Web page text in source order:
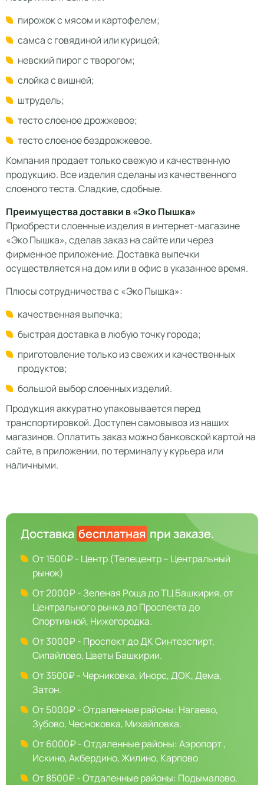
пирожок с мясом и картофелем;
самса с говядиной или курицей;
невский пирог с творогом;
слойка с вишней;
штрудель;
тесто слоеное дрожжевое;
тесто слоеное бездрожжевое.
Компания продает только свежую и качественную
продукцию. Все изделия сделаны из качественного
слоеного теста. Сладкие, сдобные.
Преимущества доставки в «Эко Пышка»
Приобрести слоенные изделия в интернет-магазине
«Эко Пышка», сделав заказ на сайте или через
фирменное приложение. Доставка выпечки
осуществляется на дом или в офис в указанное время.
Плюсы сотрудничества с «Эко Пышка»:
качественная выпечка;
быстрая доставка в любую точку города;
приготовление только из свежих и качественных
продуктов;
большой выбор слоенных изделий.
Продукция аккуратно упаковывается перед
транспортировкой. Доступен самовывоз из наших
магазинов. Оплатить заказ можно банковской картой на
сайте, в приложении, по терминалу у курьера или
наличными.
Доставка бесплатная при заказе.
От 1500₽ - Центр (Телецентр – Центральный
рынок)
От 2000₽ - Зеленая Роща до ТЦ Башкирия, от
Центрального рынка до Проспекта до
Спортивной, Нижегородка.
От 3000₽ - Проспект до ДК Синтезспирт,
Сипайлово, Цветы Башкирии.
От 3500₽ - Черниковка, Инорс, ДОК, Дема,
Затон.
От 5000₽ - Отдаленные районы: Нагаево,
Зубово, Чесноковка, Михайловка.
От 6000₽ - Отдаленные районы: Аэропорт ,
Искино, Акбердино, Жилино, Карпово
От 8500₽ - Отдаленные районы: Подымалово,